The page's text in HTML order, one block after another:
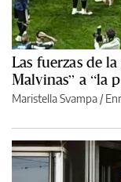
Las fuerzas de
Malvinas” a “la
Maristella Svampa /